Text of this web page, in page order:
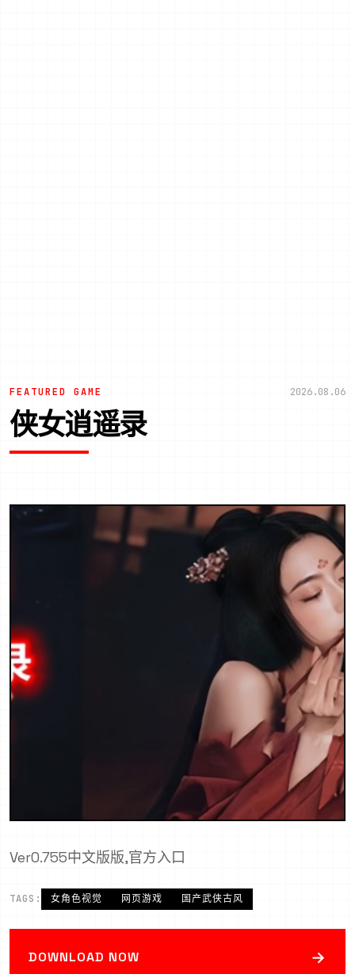
FEATURED GAME 2026.08.06
侠女逍遥录
Ver0.755中文版版,官方入口
TAGS: 女角色视觉 网页游戏 国产武侠古风
DOWNLOAD NOW →